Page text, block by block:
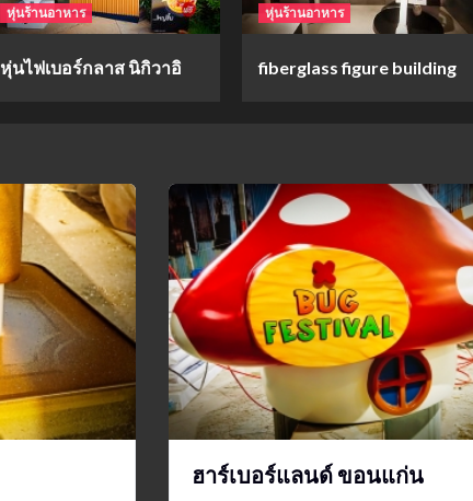
หุ่นร้านอาหาร
หุ่นไฟเบอร์กลาส นิกิวาอิ
หุ่นร้านอาหาร
fiberglass figure building
ฮาร์เบอร์แลนด์ ขอนแก่น